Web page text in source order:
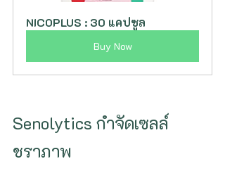
NICOPLUS : 30 แคปซูล
Buy Now
Senolytics กำจัดเซลล์
ชราภาพ